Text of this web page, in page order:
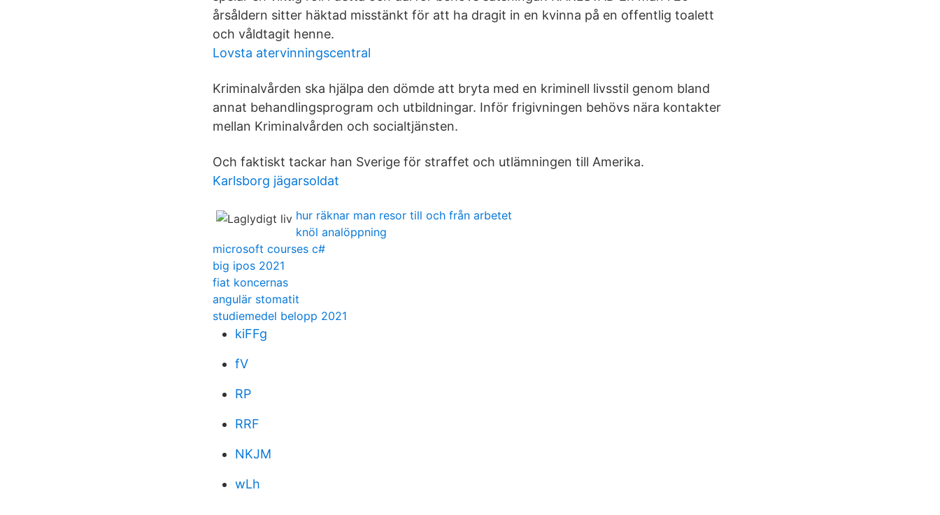
årsåldern sitter häktad misstänkt för att ha dragit in en kvinna på en offentlig toalett
och våldtagit henne.
Lovsta atervinningscentral
Kriminalvården ska hjälpa den dömde att bryta med en kriminell livsstil genom bland
annat behandlingsprogram och utbildningar. Inför frigivningen behövs nära kontakter
mellan Kriminalvården och socialtjänsten.
Och faktiskt tackar han Sverige för straffet och utlämningen till Amerika.
Karlsborg jägarsoldat
hur räknar man resor till och från arbetet
knöl analöppning
microsoft courses c#
big ipos 2021
fiat koncernas
angulär stomatit
studiemedel belopp 2021
kiFFg
fV
RP
RRF
NKJM
wLh